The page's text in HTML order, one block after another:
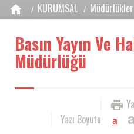
KURUMSAL Müdürlükler
Basın Yayın Ve
Müdürlüğü
Yazı Boyutu
a